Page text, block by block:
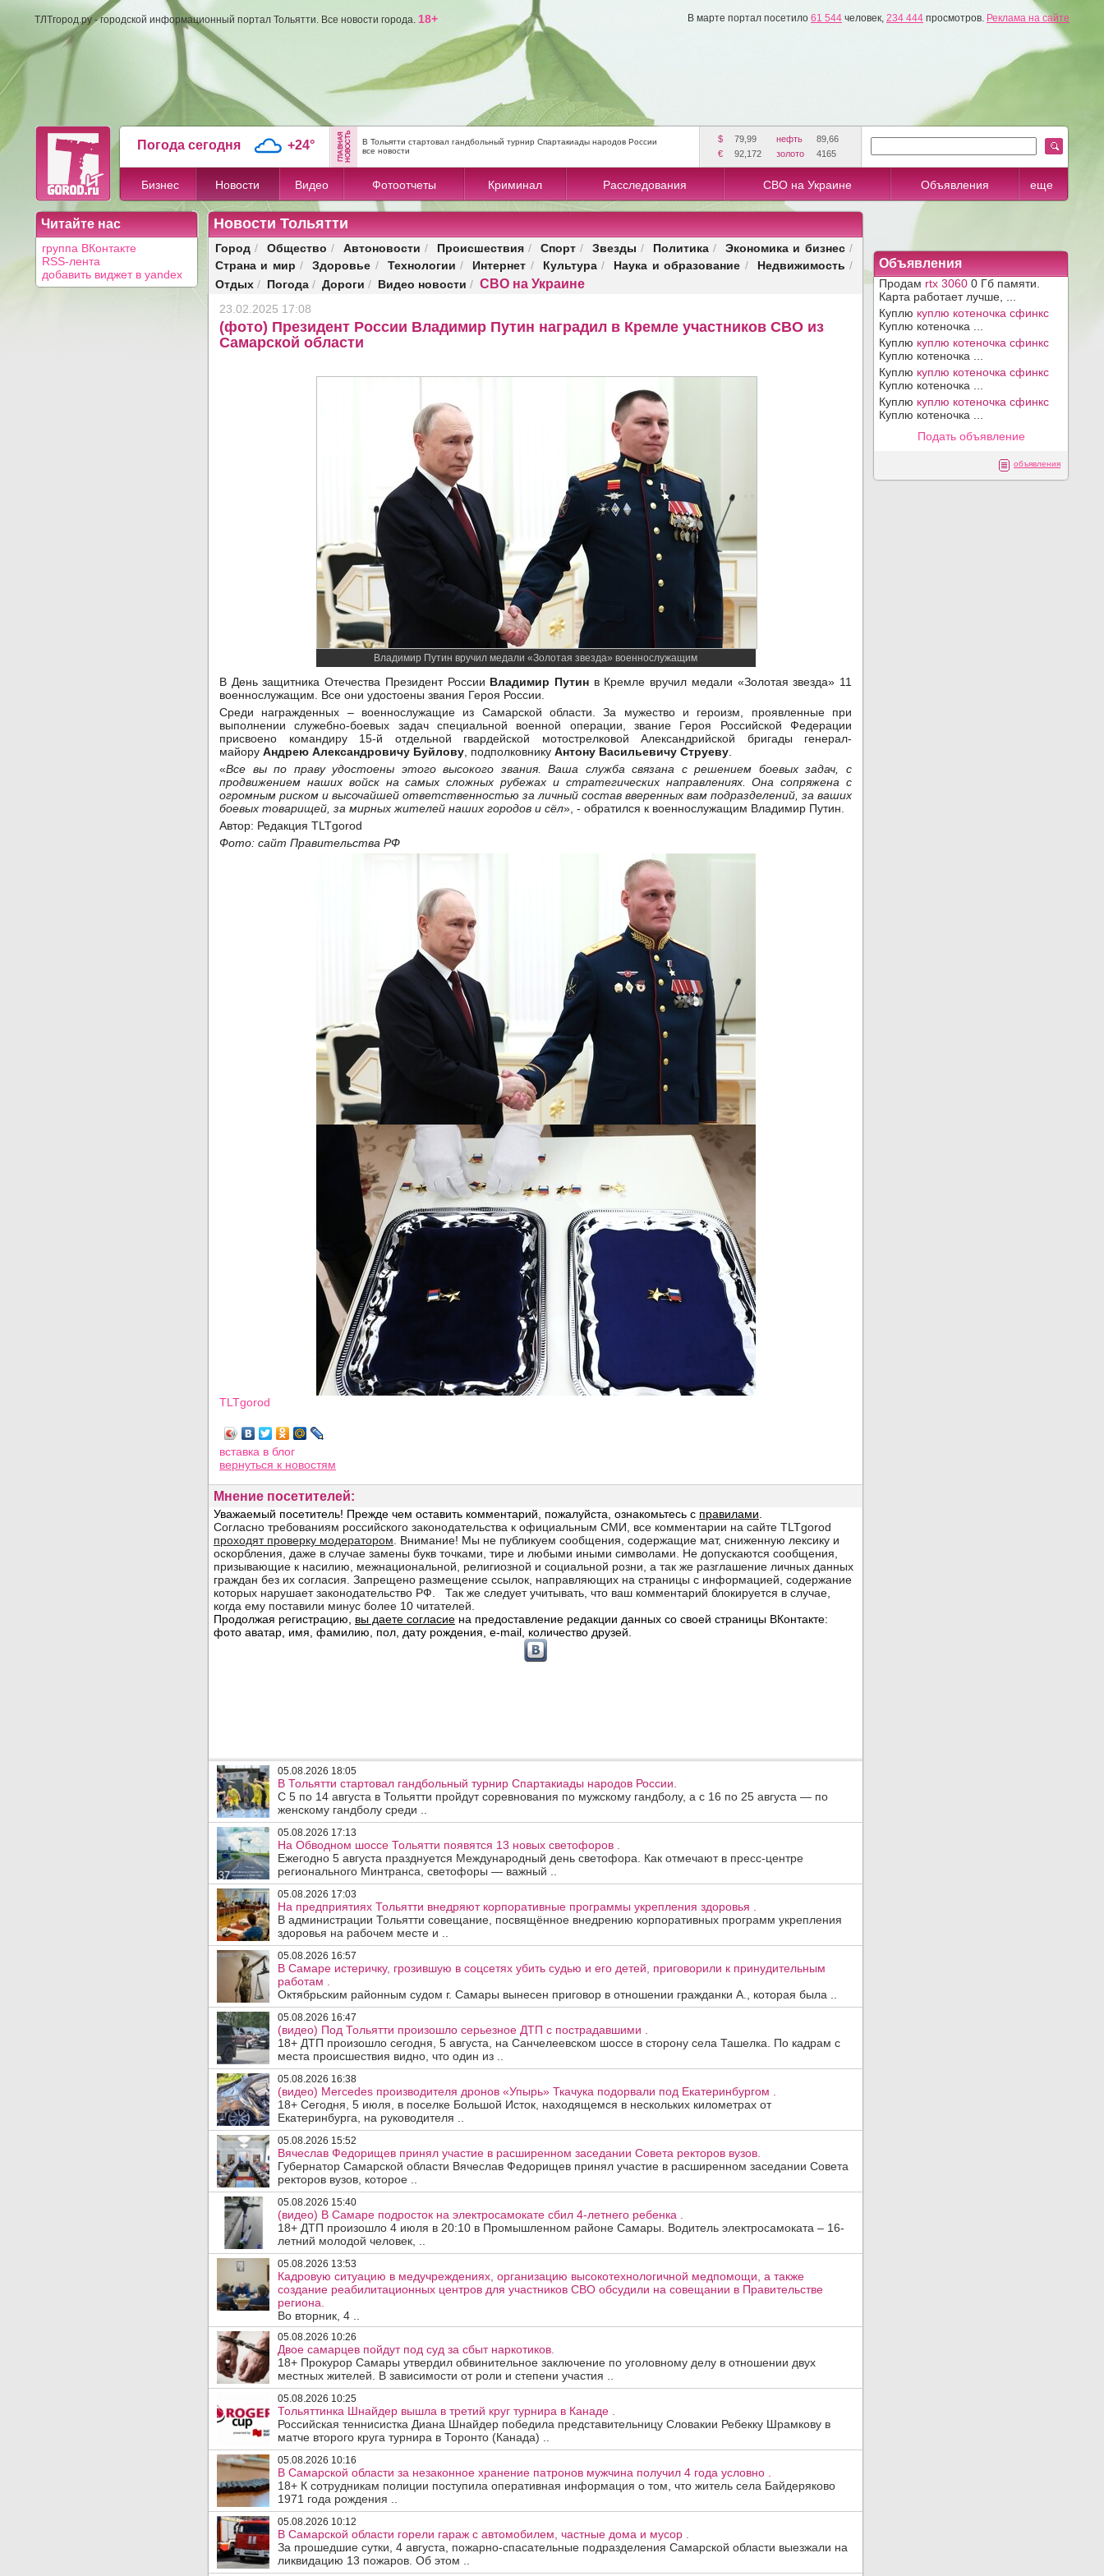
ТЛТгород.ру - городской информационный портал Тольятти. Все новости города. 18+ В марте портал посетило 61 544 человек, 234 444 просмотров. Реклама на сайте
Погода сегодня +24°
В Тольятти стартовал гандбольный турнир Спартакиады народов России
все новости
$ 79,99 нефть
89,66
€
92,172 золото 4165
Бизнес Новости Видео Фотоотчеты Криминал Расследования СВО на Украине Объявления еще
Читайте нас
группа ВКонтакте
RSS-лента
добавить виджет в yandex
Новости Тольятти
Город / Общество / Автоновости / Происшествия / Спорт / Звезды / Политика / Экономика и бизнес/
Страна и мир / Здоровье / Технологии / Интернет / Культура/ Наука и образование / Недвижимость /
Отдых / Погода / Дороги / Видео новости / СВО на Украине
23.02.2025 17:08
(фото) Президент России Владимир Путин наградил в Кремле участников СВО из
Самарской области
Владимир Путин вручил медали «Золотая звезда» военнослужащим
В День защитника Отечества Президент России Владимир Путин в Кремле вручил медали «Золотая звезда» 11
военнослужащим. Все они удостоены звания Героя России.
Среди награжденных – военнослужащие из Самарской области. За мужество и героизм, проявленные при
выполнении служебно-боевых задач специальной военной операции, звание Героя Российской Федерации
присвоено командиру 15-й отдельной гвардейской мотострелковой Александрийской бригады генерал-
майору Андрею Александровичу Буйлову , подполковнику Антону Васильевичу Струеву
«Все вы по праву удостоены этого высокого звания. Ваша служба связана с решением боевых задач, с
продвижением наших войск на самых сложных рубежах и стратегических направлениях. Она сопряжена с
огромным риском и высочайшей ответственностью за личный состав вверенных вам подразделений, за ваших
боевых товарищей, за мирных жителей наших городов и сёл», - обратился к военнослужащим Владимир Путин.
Автор: Редакция TLTgorod
Фото: сайт Правительства РФ
TLTgorod
вставка в блог
вернуться к новостям
Мнение посетителей:
05.08.2026 18:05
В Тольятти стартовал гандбольный турнир Спартакиады народов России.
С 5 по 14 августа в Тольятти пройдут соревнования по мужскому гандболу, а с 16 по 25 августа — по
женскому гандболу среди ..
05.08.2026 17:13
На Обводном шоссе Тольятти появятся 13 новых светофоров .
Ежегодно 5 августа празднуется Международный день светофора. Как отмечают в пресс-центре
регионального Минтранса, светофоры — важный ..
05.08.2026 17:03
На предприятиях Тольятти внедряют корпоративные программы укрепления здоровья .
В администрации Тольятти совещание, посвящённое внедрению корпоративных программ укрепления
здоровья на рабочем месте и ..
05.08.2026 16:57
В Самаре истеричку, грозившую в соцсетях убить судью и его детей, приговорили к принудительным
работам .
Октябрьским районным судом г. Самары вынесен приговор в отношении гражданки А., которая была ..
05.08.2026 16:47
(видео) Под Тольятти произошло серьезное ДТП с пострадавшими .
18+ ДТП произошло сегодня, 5 августа, на Санчелеевском шоссе в сторону села Ташелка. По кадрам с
места происшествия видно, что один из ..
05.08.2026 16:38
(видео) Mercedes производителя дронов «Упырь» Ткачука подорвали под Екатеринбургом .
18+ Сегодня, 5 июля, в поселке Большой Исток, находящемся в нескольких километрах от
Екатеринбурга, на руководителя ..
05.08.2026 15:52
Вячеслав Федорищев принял участие в расширенном заседании Совета ректоров вузов.
Губернатор Самарской области Вячеслав Федорищев принял участие в расширенном заседании Совета
ректоров вузов, которое ..
05.08.2026 15:40
(видео) В Самаре подросток на электросамокате сбил 4-летнего ребенка .
18+ ДТП произошло 4 июля в 20:10 в Промышленном районе Самары. Водитель электросамоката – 16-
летний молодой человек, ..
05.08.2026 13:53
Кадровую ситуацию в медучреждениях, организацию высокотехнологичной медпомощи, а также
создание реабилитационных центров для участников СВО обсудили на совещании в Правительстве
региона.
Во вторник, 4 ..
05.08.2026 10:26
Двое самарцев пойдут под суд за сбыт наркотиков.
18+ Прокурор Самары утвердил обвинительное заключение по уголовному делу в отношении двух
местных жителей. В зависимости от роли и степени участия ..
05.08.2026 10:25
Тольяттинка Шнайдер вышла в третий круг турнира в Канаде .
Российская теннисистка Диана Шнайдер победила представительницу Словакии Ребекку Шрамкову в
матче второго круга турнира в Торонто (Канада) ..
05.08.2026 10:16
В Самарской области за незаконное хранение патронов мужчина получил 4 года условно .
18+ К сотрудникам полиции поступила оперативная информация о том, что житель села Байдеряково
1971 года рождения ..
05.08.2026 10:12
В Самарской области горели гараж с автомобилем, частные дома и мусор .
За прошедшие сутки, 4 августа, пожарно-спасательные подразделения Самарской области выезжали на
ликвидацию 13 пожаров. Об этом ..
Объявления
Продам rtx 3060 0 Гб памяти.
Карта работает лучше, ...
Куплю куплю котеночка сфинкс
Куплю котеночка ...
Куплю куплю котеночка сфинкс
Куплю котеночка ...
Куплю куплю котеночка сфинкс
Куплю котеночка ...
Куплю куплю котеночка сфинкс
Куплю котеночка ...
Подать объявление
объявления